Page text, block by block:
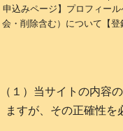
申込みページ】プロフィール
会・削除含む）について【登
（１）当サイトの内容
ますが、その正確性